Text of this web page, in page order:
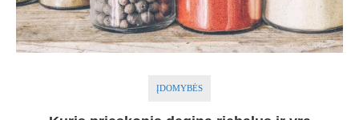
ĮDOMYBĖS